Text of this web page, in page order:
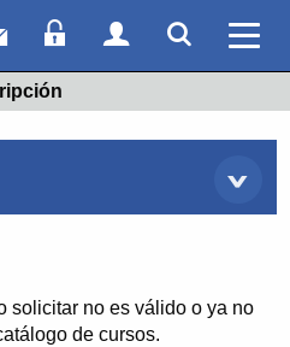
Correo webAcceso Socios
Acceso
solicitar no es válido o ya no
de cursos.